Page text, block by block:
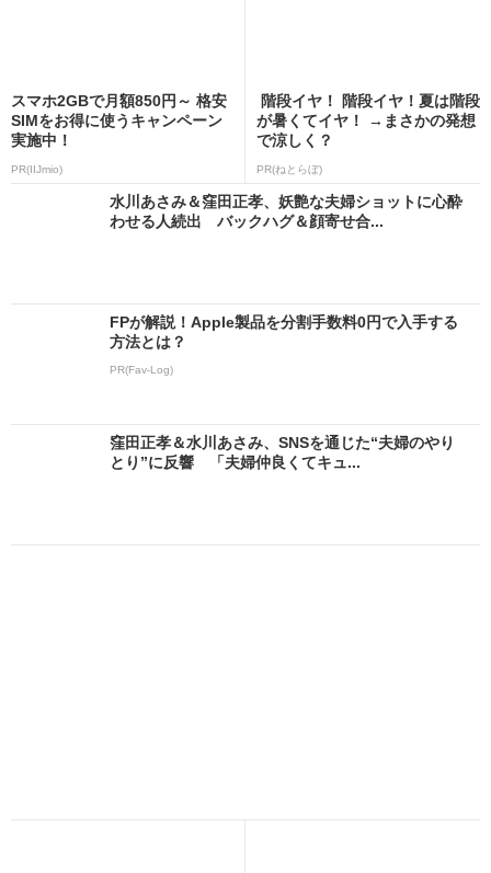
スマホ2GBで月額850円～ 格安
SIMをお得に使うキャンペーン
実施中！
PR(IIJmio)
階段イヤ！ 階段イヤ！夏は階段
が暑くてイヤ！ →まさかの発想
で涼しく？
PR(ねとらぼ)
水川あさみ＆窪田正孝、妖艶な夫婦ショットに心酔
わせる人続出 バックハグ＆顔寄せ合...
FPが解説！Apple製品を分割手数料0円で入手する
方法とは？
PR(Fav-Log)
窪田正孝＆水川あさみ、SNSを通じた“夫婦のやり
とり”に反響 「夫婦仲良くてキュ...